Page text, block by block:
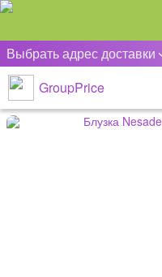
Выбрать адрес доставки
GroupPrice